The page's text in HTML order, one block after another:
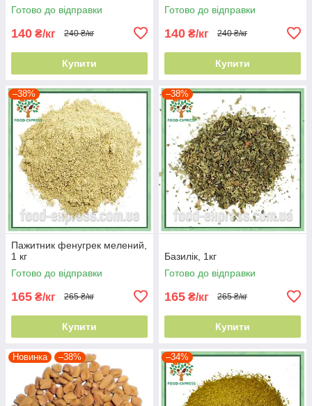
Готово до відправки
140 ₴/кг 240 ₴/кг
Купити
Готово до відправки
140 ₴/кг 240 ₴/кг
Купити
–38%
Пажитник фенугрек мелений,
1 кг
Готово до відправки
165 ₴/кг 265 ₴/кг
Купити
–38%
Базилік, 1кг
Готово до відправки
165 ₴/кг 265 ₴/кг
Купити
Новинка –38% –34%